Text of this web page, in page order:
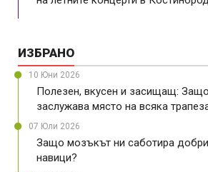
ИЗБРАНО
10 Юни 2026
Полезен, вкусен и засищащ:
заслужава място на всяка
07 Юли 2026
Защо мозъкът ни саботира
навици?